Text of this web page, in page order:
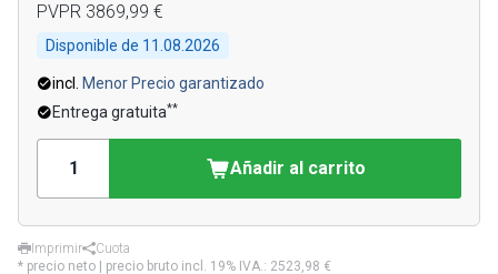
PVPR 3869,99 €
Disponible de 11.08.2026
incl.
Menor Precio garantizado
Entrega gratuita**
Añadir al carrito
Imprimir
Cuota
* precio neto | precio bruto incl. 19% IVA.: 2523,98 €